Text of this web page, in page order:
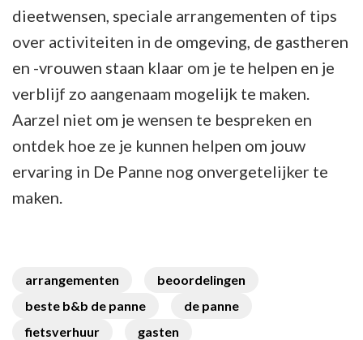
dieetwensen, speciale arrangementen of tips
over activiteiten in de omgeving, de gastheren
en -vrouwen staan klaar om je te helpen en je
verblijf zo aangenaam mogelijk te maken.
Aarzel niet om je wensen te bespreken en
ontdek hoe ze je kunnen helpen om jouw
ervaring in De Panne nog onvergetelijker te
maken.
arrangementen
beoordelingen
beste b&b de panne
de panne
fietsverhuur
gasten